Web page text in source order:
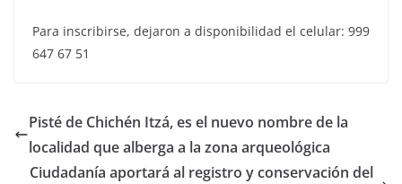
Para inscribirse, dejaron a disponibilidad el celular: 999
647 67 51
Pisté de Chichén Itzá, es el nuevo nombre de la
localidad que alberga a la zona arqueológica
Ciudadanía aportará al registro y conservación del